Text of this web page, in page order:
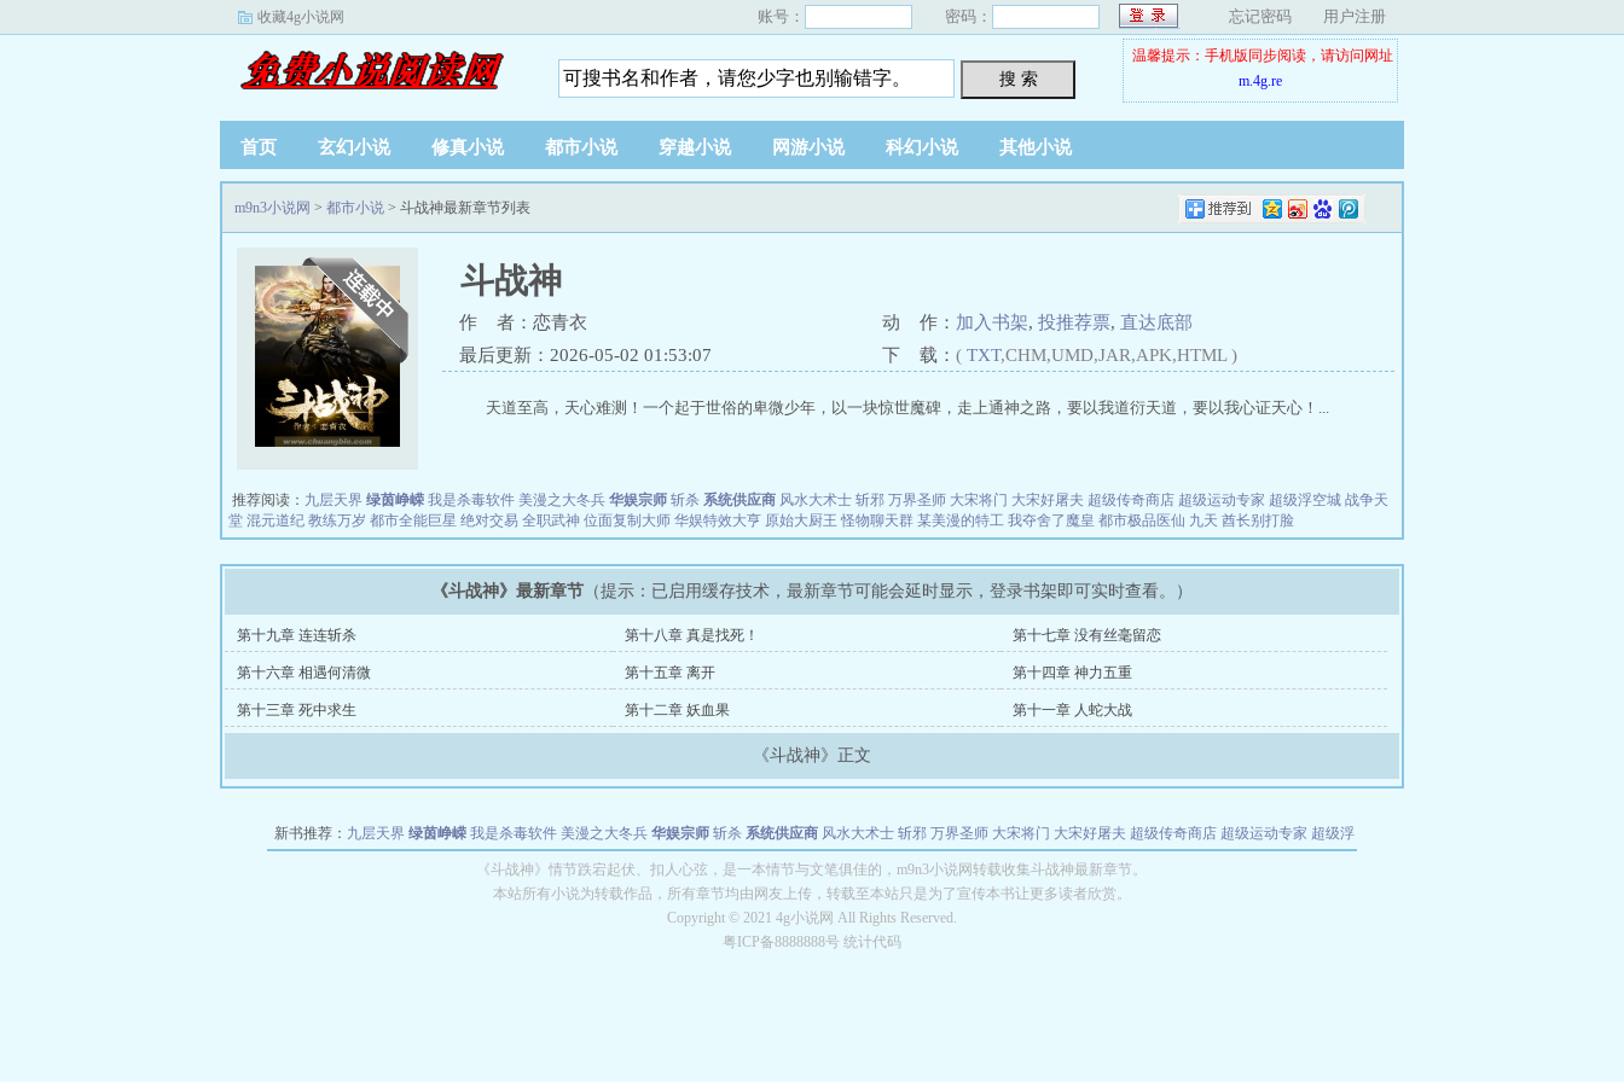
收藏4g小说网 账号： 密码： 忘记密码 用户注册
搜 索
温馨提示：手机版同步阅读，请访问网址
m.4g.re
首页 玄幻小说 修真小说 都市小说 穿越小说 网游小说 科幻小说 其他小说
m9n3小说网 > 都市小说 > 斗战神最新章节列表
斗战神
作 者：恋青衣 动 作： 加入书架, 投推荐票, 直达底部
最后更新：2026-05-02 01:53:07
下 载： ( TXT,CHM,UMD,JAR,APK,HTML )
天道至高，天心难测！一个起于世俗的卑微少年，以一块惊世魔碑，走上通神之路，要以我道衍天道，要以我心证天心！...
推荐阅读： 九层天界 绿茵峥嵘 我是杀毒软件 美漫之大冬兵 华娱宗师 斩杀 系统供应商 风水大术士 斩邪 万界圣师 大宋将门 大宋好屠夫 超级传奇商店 超级运动专家 超级浮空城 战争天
堂 混元道纪 教练万岁 都市全能巨星 绝对交易 全职武神 位面复制大师 华娱特效大亨 原始大厨王 怪物聊天群 某美漫的特工 我夺舍了魔皇 都市极品医仙 九天 酋长别打脸
《斗战神》最新章节 （提示：已启用缓存技术，最新章节可能会延时显示，登录书架即可实时查看。）
第十九章 连连斩杀 第十八章 真是找死！ 第十七章 没有丝毫留恋
第十六章 相遇何清微 第十五章 离开 第十四章 神力五重
第十三章 死中求生 第十二章 妖血果 第十一章 人蛇大战
《斗战神》正文
新书推荐： 九层天界 绿茵峥嵘 我是杀毒软件 美漫之大冬兵 华娱宗师 斩杀 系统供应商 风水大术士 斩邪 万界圣师 大宋将门 大宋好屠夫 超级传奇商店 超级运动专家 超级浮
都市全能巨星 绝对交易 全职武神 位面复制大师 华娱特效大亨 原始大厨王 怪物聊天群 某美漫的特工 我夺舍了魔皇
长别打脸
《斗战神》情节跌宕起伏、扣人心弦，是一本情节与文笔俱佳的，m9n3小说网转载收集斗战神最新章节。
本站所有小说为转载作品，所有章节均由网友上传，转载至本站只是为了宣传本书让更多读者欣赏。
Copyright © 2021 4g小说网 All Rights Reserved.
粤ICP备8888888号 统计代码